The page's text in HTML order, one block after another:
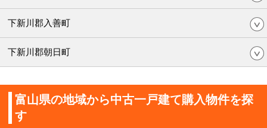
下新川郡入善町
下新川郡朝日町
富山県の地域から中古一戸建て購入物件を探
す